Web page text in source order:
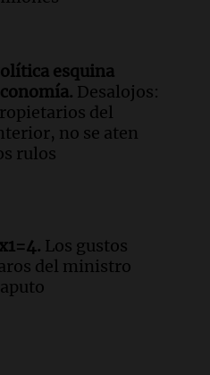
captura 12
genera excedente de
y filtraciones: "El
menos
esquina
Desalojos:
del
no se aten
rulos
Los gustos
del ministro